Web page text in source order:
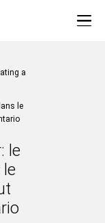
a
le
le